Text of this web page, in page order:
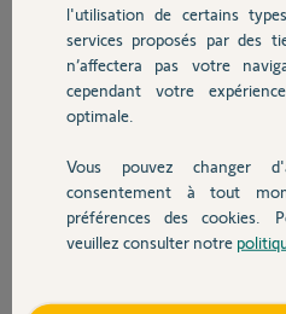
Autres produits
Devis avec un pro
Contact
Bonjour Daniel,
S'agit-il d'un volet roulant à
avez vous un récepteur déporté du
Bonne journée,
Thomas M. il y a plus de
l'utilisation de certains
services proposés par des
n’affectera pas votre
cependant votre
optimale.
Vous pouvez changer
consentement à tout
préférences des cookies.
veuillez consulter notre